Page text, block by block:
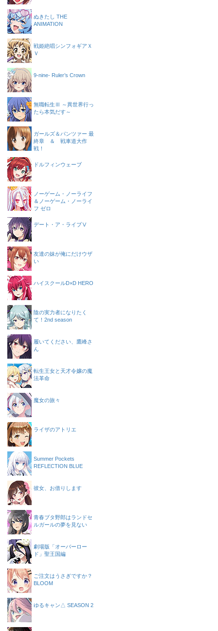
ぬきたし THE
ANIMATION
戦姫絶唱シンフォギアＸ
Ｖ
9-nine- Ruler’s Crown
無職転生Ⅲ ～異世界行っ
たら本気だす～
ガールズ＆パンツァー 最
終章 ＆ 戦車道大作
戦！
ドルフィンウェーブ
ノーゲーム・ノーライフ
＆ノーゲーム・ノーライ
フ ゼロ
デート・ア・ライブⅤ
友達の妹が俺にだけウザ
い
ハイスクールD×D HERO
陰の実力者になりたく
て！2nd season
履いてください、鷹峰さ
ん
転生王女と天才令嬢の魔
法革命
魔女の旅々
ライザのアトリエ
Summer Pockets
REFLECTION BLUE
彼女、お借りします
青春ブタ野郎はランドセ
ルガールの夢を見ない
劇場版「オーバーロー
ド」聖王国編
ご注文はうさぎですか？
BLOOM
ゆるキャン△ SEASON 2